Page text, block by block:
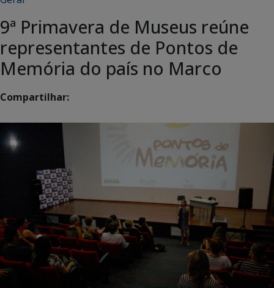
9ª Primavera de Museus reúne
representantes de Pontos de
Memória do país no Marco
Compartilhar: